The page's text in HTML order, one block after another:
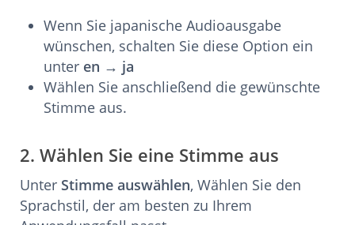
Wenn Sie japanische Audioausgabe
wünschen, schalten Sie diese Option ein
unter en → ja
Wählen Sie anschließend die gewünschte
Stimme aus.
2. Wählen Sie eine Stimme aus
Unter Stimme auswählen, Wählen Sie den
Sprachstil, der am besten zu Ihrem